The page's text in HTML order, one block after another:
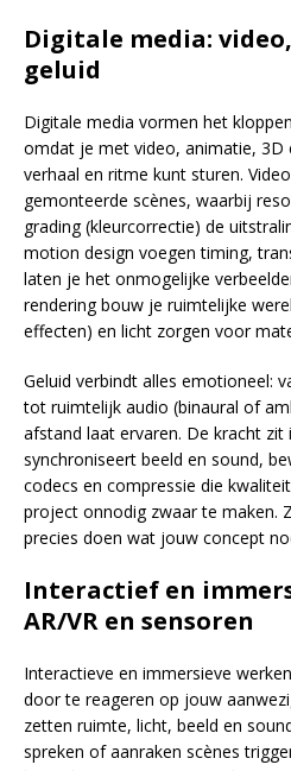
Digitale media:
geluid
Digitale media vormen het
omdat je met video, animatie, 3D
verhaal en ritme kunt sturen.
gemonteerde scènes, waarbij
grading (kleurcorrectie) de
motion design voegen timing,
laten je het onmogelijke
rendering bouw je ruimtelijke
effecten) en licht zorgen voor
Geluid verbindt alles emotioneel:
tot ruimtelijk audio (binaural of
afstand laat ervaren. De kracht zit
synchroniseert beeld en sound,
codecs en compressie die
project onnodig zwaar te maken.
precies doen wat jouw concept
Interactief en
AR/VR en sensoren
Interactieve en immersieve
door te reageren op jouw
zetten ruimte, licht, beeld en
spreken of aanraken scènes